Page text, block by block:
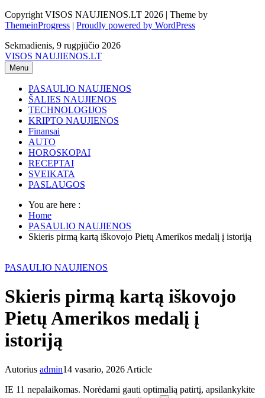
Copyright VISOS NAUJIENOS.LT 2026 | Theme by
ThemeinProgress | Proudly powered by WordPress
Sekmadienis, 9 rugpjūčio 2026
VISOS NAUJIENOS.LT
Menu
PASAULIO NAUJIENOS
ŠALIES NAUJIENOS
TECHNOLOGIJOS
KRIPTO NAUJIENOS
Finansai
AUTO
HOROSKOPAI
RECEPTAI
SVEIKATA
PASLAUGOS
You are here :
Home
PASAULIO NAUJIENOS
Skieris pirmą kartą iškovojo Pietų Amerikos medalį į istoriją
PASAULIO NAUJIENOS
Skieris pirmą kartą iškovojo
Pietų Amerikos medalį į
istoriją
Autorius admin14 vasario, 2026 Article
IE 11 nepalaikomas. Norėdami gauti optimalią patirtį, apsilankykite